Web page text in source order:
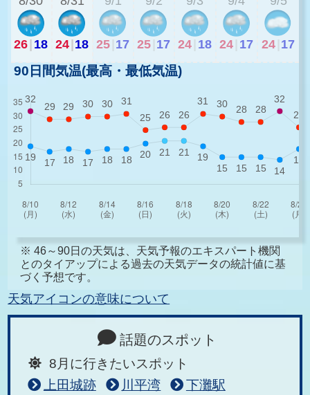
26| 18 24|18 25 17 25 17 24 18 24 17 24 17
90日間気温(最高・最低気温)
※ 46～90日の天気は、天気予報のエキスパート機関
とのタイアップによる過去の天気データの統計値に基
づく予想です。
天気アイコンの意味について
話題のスポット
8月に行きたいスポット
上田城跡
川平湾
下灘駅